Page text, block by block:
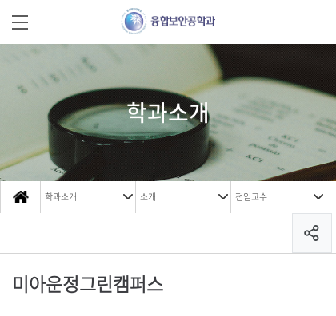
학과소개
학과소개 소개 전임교수
미아운정그린캠퍼스